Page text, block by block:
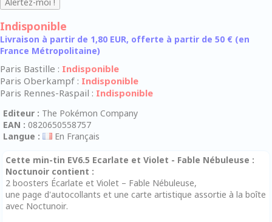
Indisponible
Livraison à partir de 1,80 EUR, offerte à partir de 50 € (en
France Métropolitaine)
Paris Bastille : Indisponible
Paris Oberkampf : Indisponible
Paris Rennes-Raspail : Indisponible
Editeur : The Pokémon Company
EAN : 0820650558757
Langue :
En Français
Cette min-tin EV6.5 Ecarlate et Violet - Fable Nébuleuse :
Noctunoir contient :
2 boosters Écarlate et Violet – Fable Nébuleuse,
une page d'autocollants et une carte artistique assortie à la boîte
avec Noctunoir.